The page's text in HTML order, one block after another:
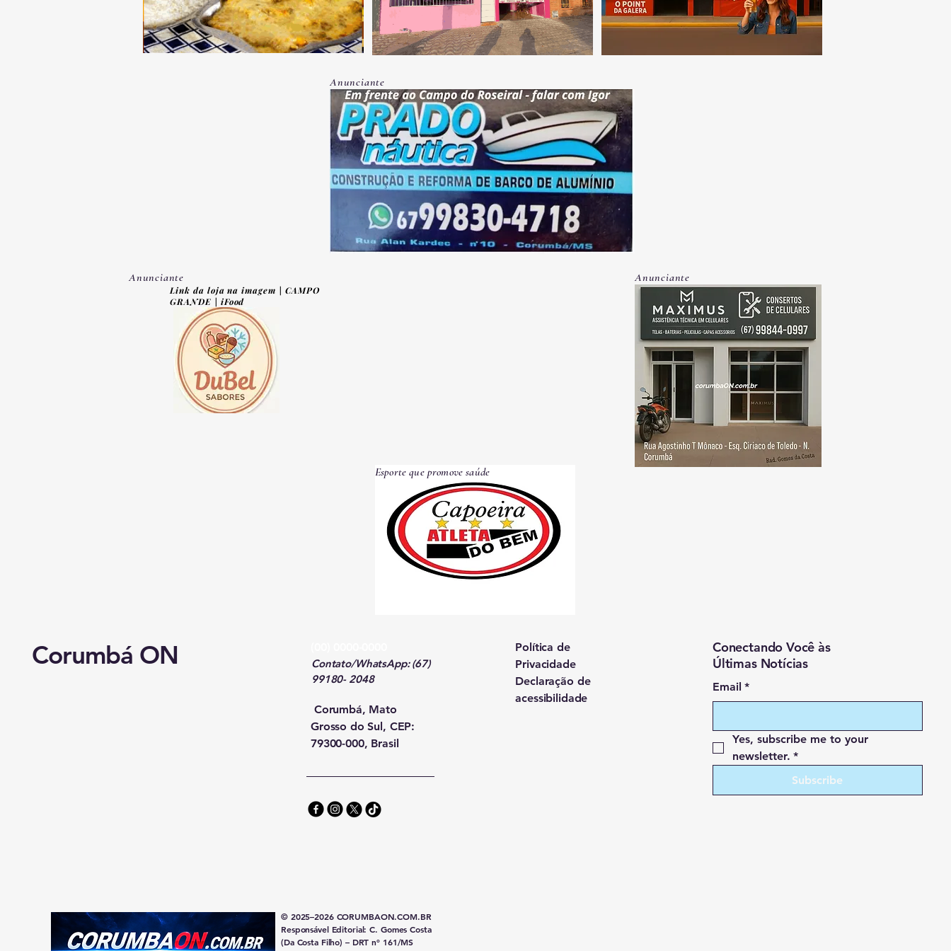
Anunciante
Anunciante
Link da loja na imagem | CAMPO
GRANDE | iFood
Esporte que promove saúde
Anunciante
Corumbá ON
Contato/WhatsApp: (67)
99180- 2048
Corumbá, Mato
Grosso do Sul, CEP:
79300-000, Brasil
Política de
Privacidade
Declaração de
acessibilidade
Conectando Você às
Últimas Notícias
Email *
Yes, subscribe me to your
newsletter. *
Subscribe
© 2025–2026 CORUMBAON.COM.BR
Responsável Editorial: C. Gomes Costa
(Da Costa Filho) – DRT nº 161/MS